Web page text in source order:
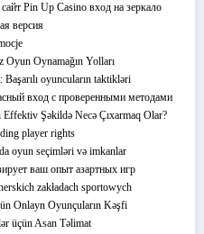
Pin Up Casino вход на зеркало
версия
Oynamağın Yolları
oyuncuların taktikləri
вход с проверенными методами
Şəkildə Necə Çıxarmaq Olar?
player rights
oyun seçimləri və imkanlar
ваш опыт азартных игр
zakładach sportowych
Onlayn Oyunçuların Kəşfi
üçün Asan Təlimat